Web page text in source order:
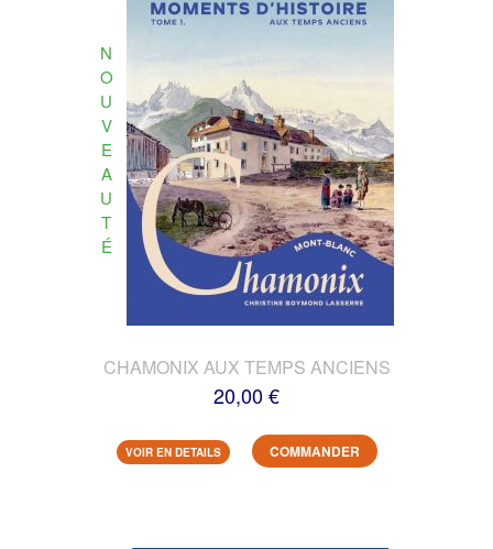
N
O
U
V
E
A
U
T
É
CHAMONIX AUX TEMPS ANCIENS
20,00 €
VOIR EN DETAILS COMMANDER